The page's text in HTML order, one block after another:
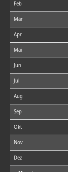
Feb
Mär
Apr
Mai
Jun
Jul
Aug
Sep
Okt
Nov
Dez